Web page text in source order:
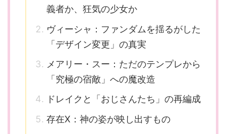
義者か、狂気の少女か
ヴィーシャ：ファンダムを揺るがした
「デザイン変更」の真実
メアリー・スー：ただのテンプレから
「究極の宿敵」への魔改造
ドレイクと「おじさんたち」の再編成
存在X：神の姿が映し出すもの